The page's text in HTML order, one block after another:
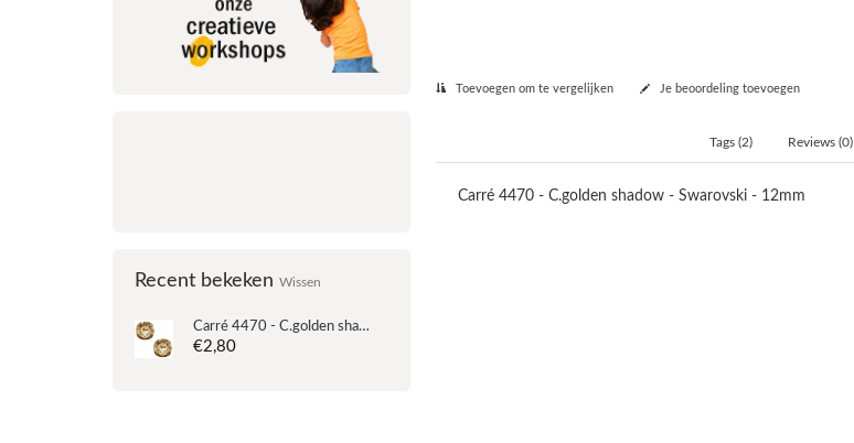
Recent bekeken Wissen
Carré 4470 - C.golden shadow - Swarovski - 12mm
€2,80
Toevoegen om te vergelijken Je beoordeling toevoegen
Reviews (0)
Tags (2)
Carré 4470 - C.golden shadow - Swarovski - 12mm